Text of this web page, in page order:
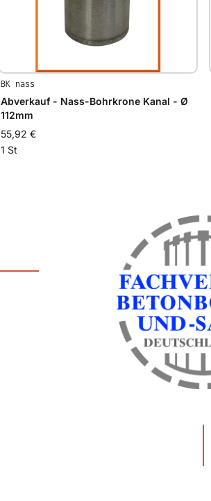
BK nass
Abverkauf - Nass-Bohrkrone Kanal - Ø
112mm
55,92 €
1 St